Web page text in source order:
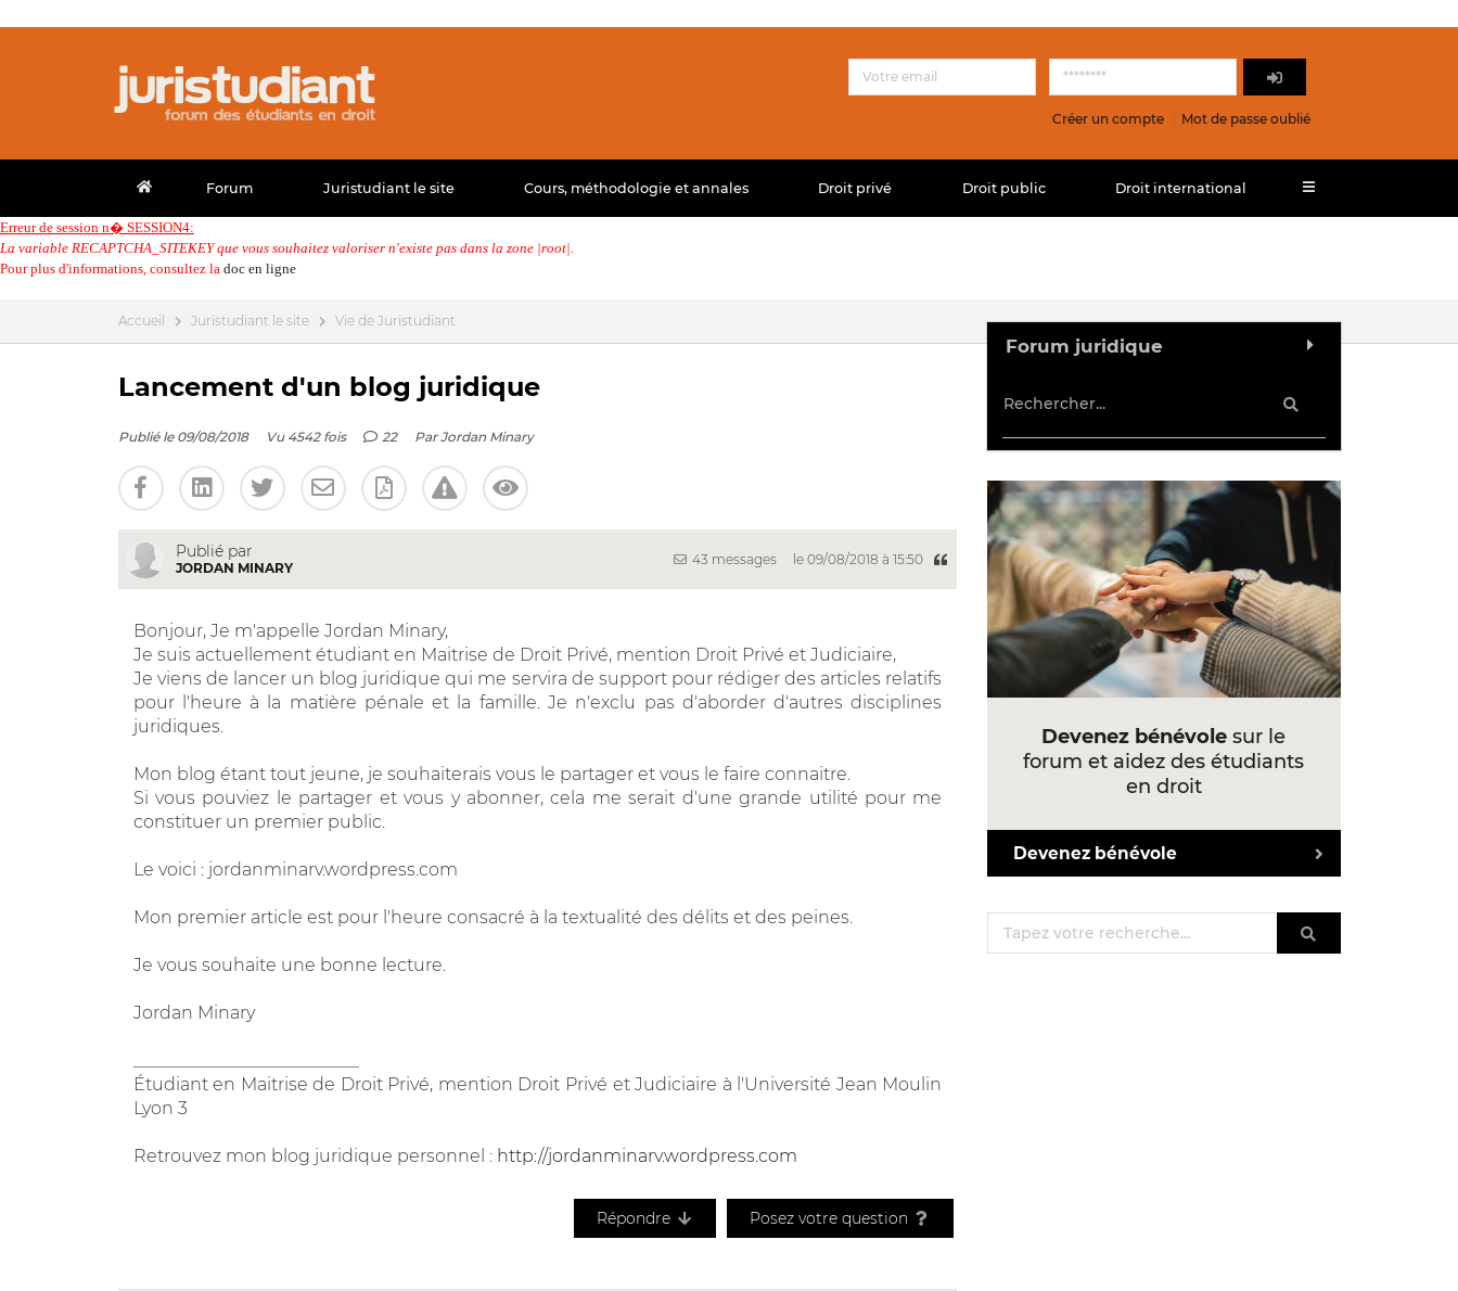
Créer un compte Mot de passe oublié
Forum Juristudiant le site Cours, méthodologie et annales Droit privé Droit public Droit international
Erreur de session n� SESSION4:
La variable RECAPTCHA_SITEKEY que vous souhaitez valoriser n'existe pas dans la zone |root|.
Pour plus d'informations, consultez la doc en ligne
Accueil Juristudiant le site Vie de Juristudiant
Lancement d'un blog juridique
Publié le 09/08/2018 Vu 4542 fois 22 ParJordan Minary
Publié par
JORDAN MINARY
43 messages le 09/08/2018 à 15:50
Bonjour, Je m'appelle Jordan Minary,
Je suis actuellement étudiant en Maitrise de Droit Privé, mention Droit Privé et Judiciaire,
Je viens de lancer un blog juridique qui me servira de support pour rédiger des articles relatifs
pour l'heure à la matière pénale et la famille. Je n'exclu pas d'aborder d'autres disciplines
juridiques.
Mon blog étant tout jeune, je souhaiterais vous le partager et vous le faire connaitre.
Si vous pouviez le partager et vous y abonner, cela me serait d'une grande utilité pour me
constituer un premier public.
Le voici : jordanminarv.wordpress.com
Mon premier article est pour l'heure consacré à la textualité des délits et des peines.
Je vous souhaite une bonne lecture.
Jordan Minary
Étudiant en Maitrise de Droit Privé, mention Droit Privé et Judiciaire à l'Université Jean Moulin
Lyon 3
Retrouvez mon blog juridique personnel : http://jordanminarv.wordpress.com
Répondre Posez votre question
Forum juridique
Devenez bénévole sur le
forum et aidez des étudiants
en droit
Devenez bénévole